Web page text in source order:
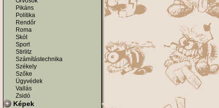
Pikáns
Politika
Rendőr
Roma
Skót
Sport
Stirlitz
Számítástechnika
Székely
Szőke
Ügyvédek
Vallás
Zsidó
Képek